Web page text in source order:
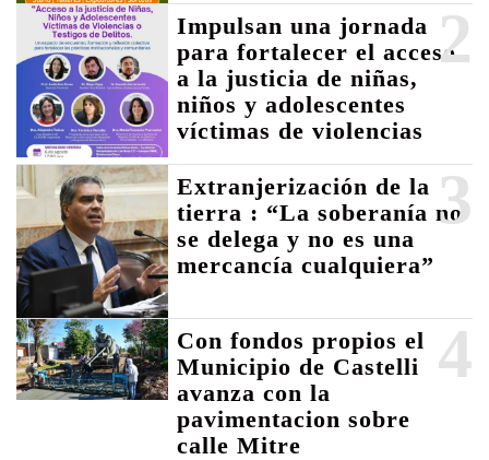
2
Impulsan una jornada
para fortalecer el acceso
a la justicia de niñas,
niños y adolescentes
víctimas de violencias
3
Extranjerización de la
tierra : “La soberanía no
se delega y no es una
mercancía cualquiera”
4
Con fondos propios el
Municipio de Castelli
avanza con la
pavimentacion sobre
calle Mitre